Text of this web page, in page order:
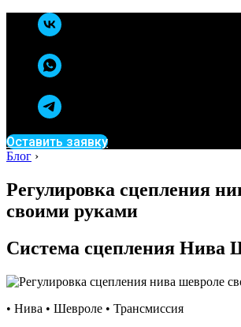
Оставить заявку
Блог ›
Регулировка сцепления
своими руками
Система сцепления Нива
• Нива • Шевроле • Трансмиссия